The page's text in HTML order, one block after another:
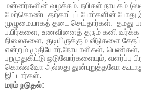
மன்னர்களின் வழக்கம். நபிகள் நாயகம்
மேற்கொண்ட தற்காப்புப் போர்களின்
முழுமையாகத் தடை செய்தார்கள். தமது
பயிர்களை, உணவினைத் தரும் கனி
நிலைகளை, குடியிருக்கும் வீடுகளை
என்றும் முதியோர்,நோயாளிகள், பெண்கள்,
புறமுதுகிட்டு ஒடுவோர்களையும், வளர்ப்பு
கொல்லவோ அல்லது துன்புறுத்தவோ
இட்டார்கள்.
மரம் நடுதல்: